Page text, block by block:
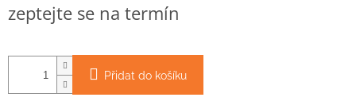
cena:
zeptejte se na termín
Přidat do košíku